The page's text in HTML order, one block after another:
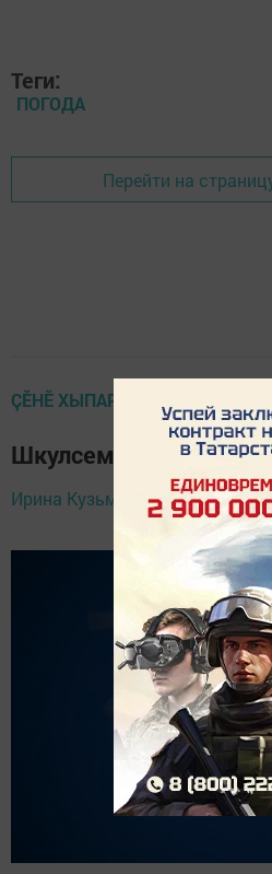
Теги:
ПОГОДА
Перейти на
ÇӖНӖ ХЫПАРСЕМ
Шкулсем валли
Ирина Кузьмина, 23 April 2024